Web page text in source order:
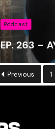
Podcast
EP. 263 –
Previous 1